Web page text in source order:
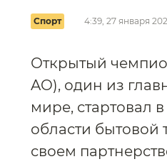
Спорт 4:39, 27 января
Открытый
AO), один из
мире, стартовал
области бытовой
своем